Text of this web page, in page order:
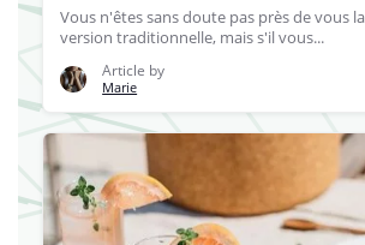
Vous n'êtes sans doute pas près de vous
version traditionnelle, mais s'il vous...
Article by
Marie